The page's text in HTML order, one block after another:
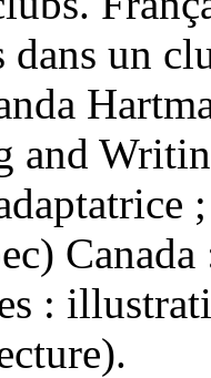
dans un
and
: